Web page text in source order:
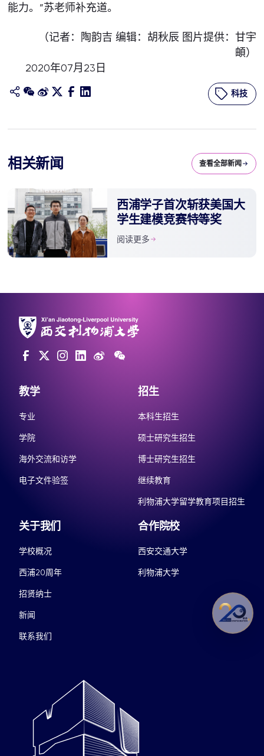
能力。”苏老师补充道。
（记者：陶韵吉 编辑：胡秋辰 图片提供：甘宇
頔）
2020年07月23日
科技
相关新闻 查看全部新闻
西浦学子首次斩获美国大
学生建模竞赛特等奖
阅读更多
教学
专业
学院
海外交流和访学
电子文件验签
招生
本科生招生
硕士研究生招生
博士研究生招生
继续教育
利物浦大学留学教育项目招生
关于我们
学校概况
西浦20周年
招贤纳士
新闻
联系我们
合作院校
西安交通大学
利物浦大学